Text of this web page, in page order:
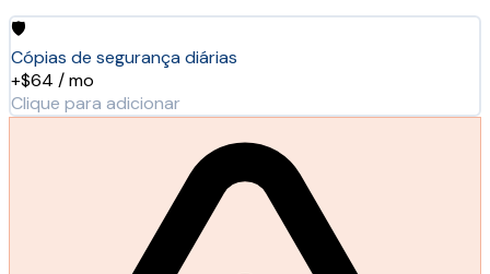
🛡️
Cópias de segurança diárias
+$64 / mo
Clique para adicionar